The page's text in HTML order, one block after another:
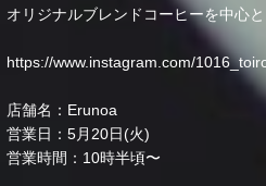
オリジナルブレンドコーヒーを中心と
https://www.instagram.com/
店舗名：Erunoa
営業日：5月20日(火)
営業時間：10時半頃〜